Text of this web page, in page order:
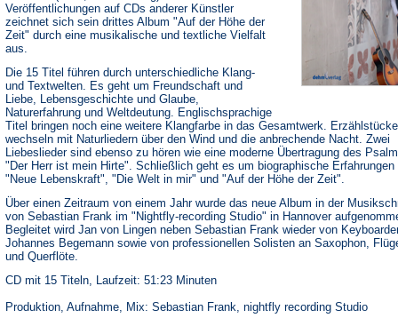
Veröffentlichungen auf CDs anderer Künstler
zeichnet sich sein drittes Album "Auf der Höhe der
Zeit" durch eine musikalische und textliche Vielfalt
aus.
Die 15 Titel führen durch unterschiedliche Klang-
und Textwelten. Es geht um Freundschaft und
Liebe, Lebensgeschichte und Glaube,
Naturerfahrung und Weltdeutung. Englischsprachige
Titel bringen noch eine weitere Klangfarbe in das Gesamtwerk. Erzählstücke
wechseln mit Naturliedern über den Wind und die anbrechende Nacht. Zwei
Liebeslieder sind ebenso zu hören wie eine moderne Übertragung des
"Der Herr ist mein Hirte". Schließlich geht es um biographische Erfahrungen
"Neue Lebenskraft", "Die Welt in mir" und "Auf der Höhe der Zeit".
Über einen Zeitraum von einem Jahr wurde das neue Album in der
von Sebastian Frank im "Nightfly-recording Studio" in Hannover
Begleitet wird Jan von Lingen neben Sebastian Frank wieder von
Johannes Begemann sowie von professionellen Solisten an Saxophon,
und Querflöte.
CD mit 15 Titeln, Laufzeit: 51:23 Minuten
Produktion, Aufnahme, Mix: Sebastian Frank, nightfly recording Studio